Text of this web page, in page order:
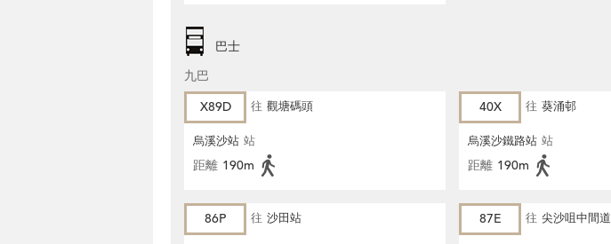
巴士
九巴
X89D
往 觀塘碼頭
烏溪沙站 站
距離 190m
40X 往 葵涌邨
烏溪沙鐵路站 站
距離 190m
86P 往 沙田站 87E 往 尖沙咀中間道